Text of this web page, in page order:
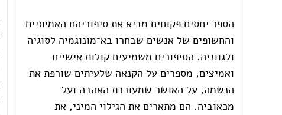
הספר יחסים פקוחים מביא את סיפוריהם האמיתיים
והחשופים של אנשים שבחרו בא־מונוגמיה לסוגיה
ולגווניה. הסיפורים משמיעים קולות אישיים
ואמיצים, מספרים על הקנאה שלעיתים שורפת את
הנשמה, על האושר שמעוררת האהבה ועל
מכאוביה. הם מתארים את הגילוי המיני, את